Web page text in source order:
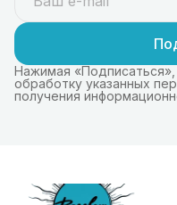
Нажимая
обработку указанных
получения